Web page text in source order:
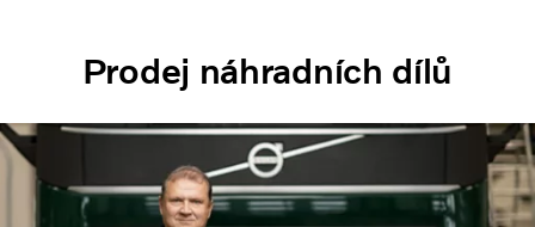
Prodej náhradních dílů